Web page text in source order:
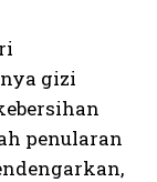
gizi
penularan